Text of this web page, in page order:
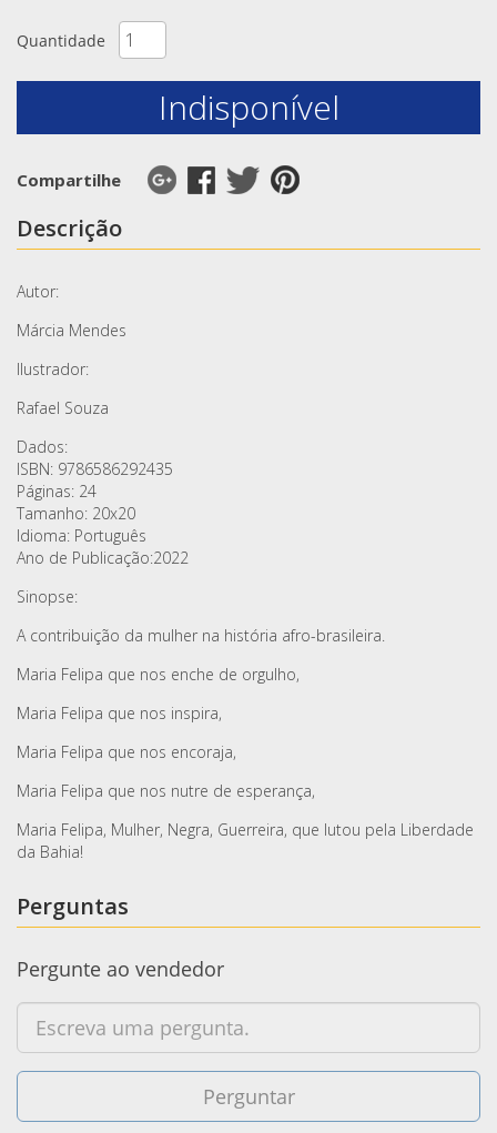
Quantidade
Indisponível
Compartilhe
Descrição
Autor:
Márcia Mendes
Ilustrador:
Rafael Souza
Dados:
ISBN: 9786586292435
Páginas: 24
Tamanho: 20x20
Idioma: Português
Ano de Publicação:2022
Sinopse:
A contribuição da mulher na história afro-brasileira.
Maria Felipa que nos enche de orgulho,
Maria Felipa que nos inspira,
Maria Felipa que nos encoraja,
Maria Felipa que nos nutre de esperança,
Maria Felipa, Mulher, Negra, Guerreira, que lutou pela Liberdade
da Bahia!
Perguntas
Pergunte ao vendedor